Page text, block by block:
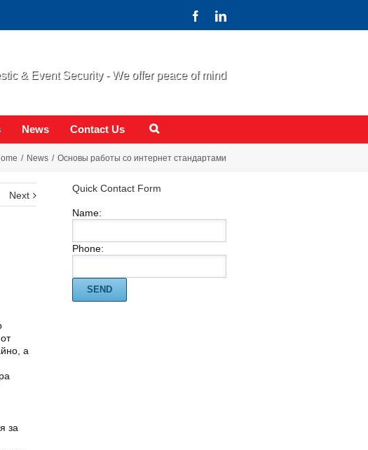
& Event Security - We offer peace of mind
News Contact Us
News Основы работы со интернет стандартами
Next
а
за
Quick Contact Form
Name:
Phone: